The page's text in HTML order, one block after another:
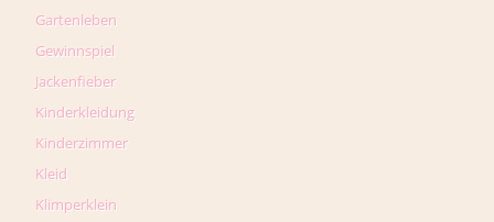
Gartenleben
Gewinnspiel
Jackenfieber
Kinderkleidung
Kinderzimmer
Kleid
Klimperklein